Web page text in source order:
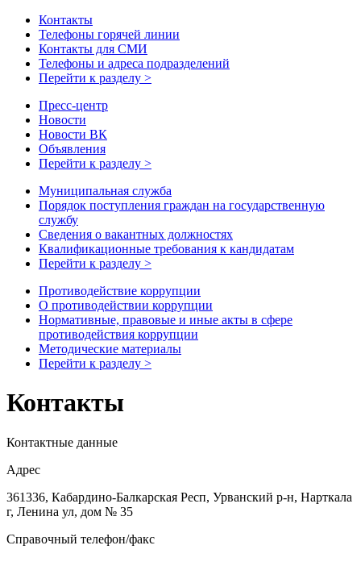
Контакты
Телефоны горячей линии
Контакты для СМИ
Телефоны и адреса подразделений
Перейти к разделу >
Пресс-центр
Новости
Новости ВК
Объявления
Перейти к разделу >
Муниципальная служба
Порядок поступления граждан на государственную
службу
Сведения о вакантных должностях
Квалификационные требования к кандидатам
Перейти к разделу >
Противодействие коррупции
О противодействии коррупции
Нормативные, правовые и иные акты в сфере
противодействия коррупции
Методические материалы
Перейти к разделу >
Контакты
Контактные данные
Адрес
361336, Кабардино-Балкарская Респ, Урванский р-н, Нарткала
г, Ленина ул, дом № 35
Справочный телефон/факс